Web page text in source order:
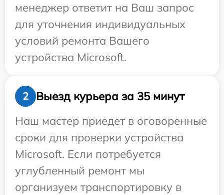
менеджер ответит на Ваш запрос
для уточнения индивидуальных
условий ремонта Вашего
устройства Microsoft.
2
Выезд курьера за 35 минут
Наш мастер приедет в оговоренные
сроки для проверки устройства
Microsoft. Если потребуется
углубленный ремонт мы
организуем транспортировку в